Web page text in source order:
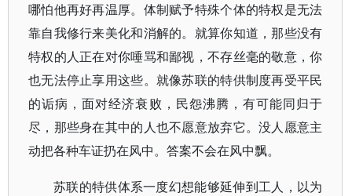
哪怕他再好再温厚。体制赋予特殊个体的特权是无法
靠自我修行来美化和消解的。就算你知道，那些没有
特权的人正在对你唾骂和鄙视，不存丝毫的敬意，你
也无法停止享用这些。就像苏联的特供制度再受平民
的诟病，面对经济衰败，民怨沸腾，有可能同归于
尽，那些身在其中的人也不愿意放弃它。没人愿意主
动把各种车证扔在风中。答案不会在风中飘。
苏联的特供体系一度幻想能够延伸到工人，以为